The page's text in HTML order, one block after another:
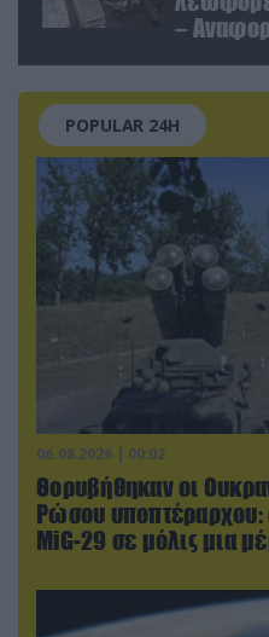
–
POPULAR 24H
06.08.2026 | 00:02
Θορυβήθηκαν οι
Ρώσου υποπτέραρχου:
MiG-29 σε μόλις μια